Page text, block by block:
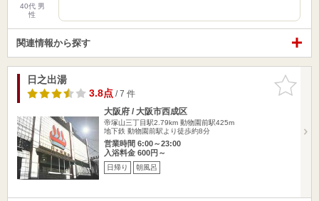
40代 男
性
関連情報から探す
お気に入
りに追加
日之出湯
3.8点/ 7 件
大阪府 / 大阪市西成区
帝塚山三丁目駅2.79km 動物園前駅425m
地下鉄 動物園前駅より徒歩約8分
営業時間 6:00～23:00
入浴料金 600円～
日帰り 朝風呂